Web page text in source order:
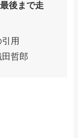
後まで走
用
哲郎